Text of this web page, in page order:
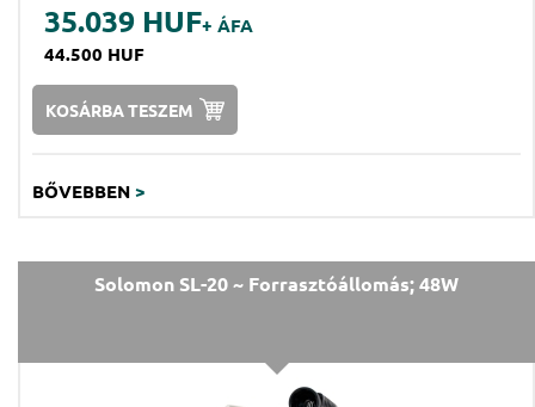
35.039 HUF+ ÁFA
44.500 HUF
KOSÁRBA TESZEM
BŐVEBBEN >
Solomon SL-20 ~ Forrasztóállomás; 48W